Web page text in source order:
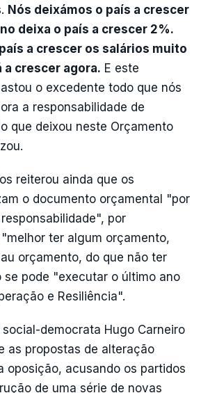
Nós deixámos o país a crescer
deixa o país a crescer 2%.
a crescer os salários muito
a crescer agora. E este
o excedente todo que nós
a responsabilidade de
que deixou neste Orçamento
reiterou ainda que os
o documento orçamental "por
por
ter algum orçamento,
orçamento, do que não ter
se pode "executar o último ano
e Resiliência".
democrata Hugo Carneiro
as propostas de alteração
oposição, acusando os partidos
de uma série de novas